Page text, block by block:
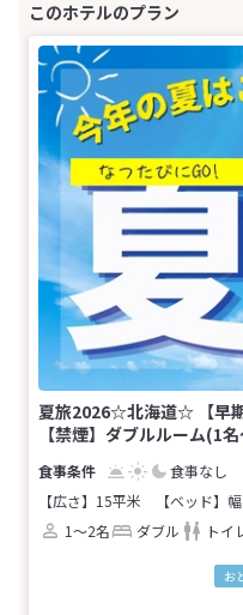
夏旅2026☆北海道☆ 【早
【禁煙】ダブルルーム(1
食事なし
【広さ】15平米
【ベッド】
1～2名
ダブル トイ
お